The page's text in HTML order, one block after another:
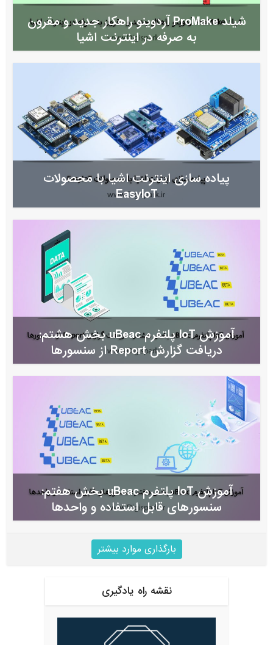
شیلد ProMake آردوینو راهکار جدید و مقرون
به صرفه در اینترنت اشیا
پیاده سازی اینترنت اشیا با محصولات
EasyIoT
آموزش IoT پلتفرم uBeac بخش هشتم:
دریافت گزارش Report از سنسورها
آموزش IoT پلتفرم uBeac بخش هفتم:
سنسورهای قابل استفاده و واحدها
بارگذاری موارد بیشتر
نقشه راه یادگیری